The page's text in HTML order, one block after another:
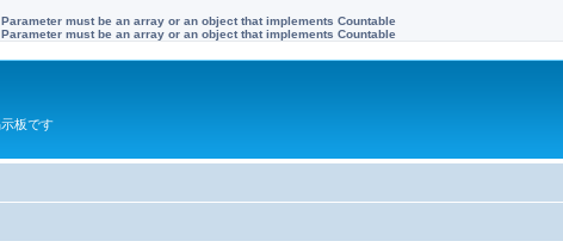
must be an array or an object that implements Countable
must be an array or an object that implements Countable
板です